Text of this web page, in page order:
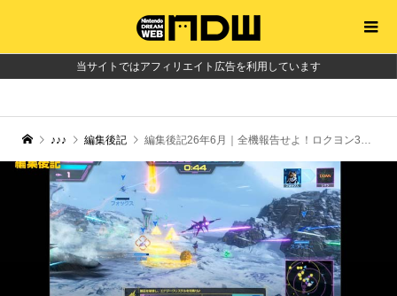
当サイトではアフィリエイト広告を利用しています
♪♪♪ 編集後記 編集後記26年6月｜全機報告せよ！ロクヨン30周年に想いを馳せて